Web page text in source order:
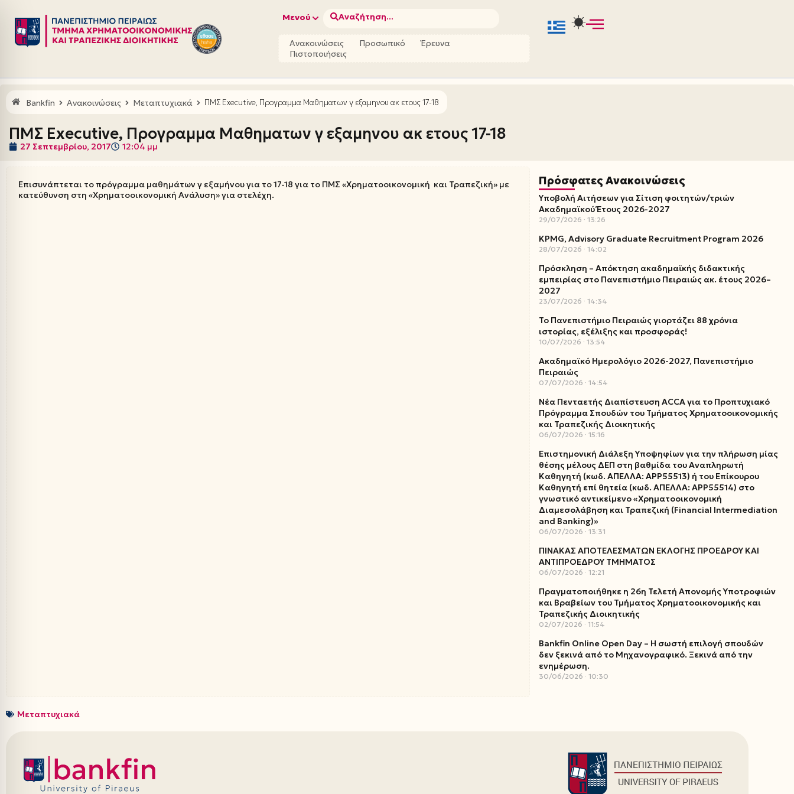
Μεταπηδήστε
στο
Μενού Αναζήτηση...
Ανακοινώσεις Προσωπικό
Έρευνα
Πιστοποιήσεις
Bankfin Ανακοινώσεις Μεταπτυχιακά ΠΜΣ Executive, Προγραμμα Μαθηματων γ εξαμηνου ακ ετους 17-18
ΠΜΣ Executive, Προγραμμα Μαθηματων γ εξαμηνου ακ ετους 17-18
27 Σεπτεμβρίου, 2017 12:04 μμ
Επισυνάπτεται το πρόγραμμα μαθημάτων γ εξαμήνου για το 17-18 για το ΠΜΣ «Χρηματοοικονομική και Τραπεζική» με
κατεύθυνση στη «Χρηματοοικονομική Ανάλυση» για στελέχη.
Πρόσφατες Ανακοινώσεις
Υποβολή Αιτήσεων για Σίτιση φοιτητών/τριών
Ακαδημαϊκού Έτους 2026-2027
29/07/2026 13:26
KPMG, Advisory Graduate Recruitment Program 2026
28/07/2026 14:02
Πρόσκληση – Απόκτηση ακαδημαϊκής διδακτικής
εμπειρίας στο Πανεπιστήμιο Πειραιώς ακ. έτους 2026–
2027
23/07/2026 14:34
Το Πανεπιστήμιο Πειραιώς γιορτάζει 88 χρόνια
ιστορίας, εξέλιξης και προσφοράς!
10/07/2026 13:54
Ακαδημαϊκό Ημερολόγιο 2026-2027, Πανεπιστήμιο
Πειραιώς
07/07/2026 14:54
Νέα Πενταετής Διαπίστευση ACCA για το Προπτυχιακό
Πρόγραμμα Σπουδών του Τμήματος Χρηματοοικονομικής
και Τραπεζικής Διοικητικής
06/07/2026 15:16
Επιστημονική Διάλεξη Υποψηφίων για την πλήρωση μίας
θέσης μέλους ΔΕΠ στη βαθμίδα του Αναπληρωτή
Καθηγητή (κωδ. ΑΠΕΛΛΑ: ΑΡΡ55513) ή του Επίκουρου
Καθηγητή επί θητεία (κωδ. ΑΠΕΛΛΑ: ΑΡΡ55514) στο
γνωστικό αντικείμενο «Χρηματοοικονομική
Διαμεσολάβηση και Τραπεζική (Financial Intermediation
and Banking)»
06/07/2026 13:31
ΠΙΝΑΚΑΣ ΑΠΟΤΕΛΕΣΜΑΤΩΝ ΕΚΛΟΓΗΣ ΠΡΟΕΔΡΟΥ ΚΑΙ
ΑΝΤΙΠΡΟΕΔΡΟΥ ΤΜΗΜΑΤΟΣ
06/07/2026 12:21
Πραγματοποιήθηκε η 26η Τελετή Απονομής Υποτροφιών
και Βραβείων του Τμήματος Χρηματοοικονομικής και
Τραπεζικής Διοικητικής
02/07/2026 11:54
Bankfin Online Open Day – Η σωστή επιλογή σπουδών
δεν ξεκινά από το Μηχανογραφικό. Ξεκινά από την
ενημέρωση.
30/06/2026 10:30
Μεταπτυχιακά